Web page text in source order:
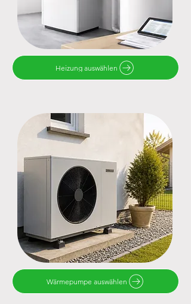
Heizung auswählen
Wärmepumpe auswählen